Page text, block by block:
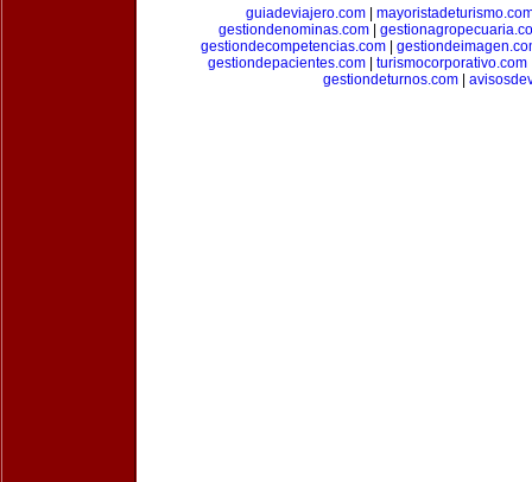
guiadeviajero.com|
gestiondenominas.com|
gestiondecompetencias.com|
gestiondepacientes.com| turismocorporativo.com
gestiondeturnos.com